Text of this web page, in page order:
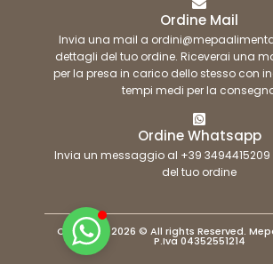
Ordine Mail
Invia una mail a
dettagli del tuo ordine. Riceverai una
per la presa in carico dello stesso con
tempi medi per la
Ordine Whatsapp
Invia un messaggio al +39
del tuo ordine
Copyright 2026 © All rights Reserved.
P.Iva 04352551214